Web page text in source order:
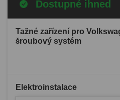
Dostupné ihned
Tažné zařízení pro
šroubový systém
Elektroinstalace